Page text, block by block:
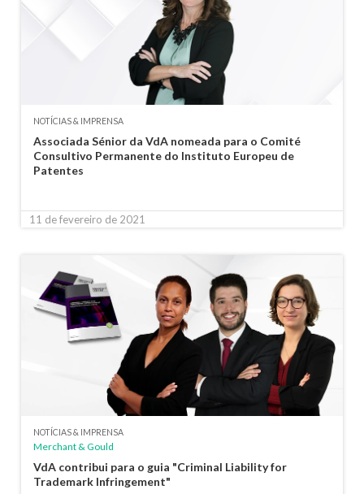
NOTÍCIAS & IMPRENSA
Associada Sénior da VdA nomeada para o Comité
Consultivo Permanente do Instituto Europeu de
Patentes
11 de fevereiro de 2021
NOTÍCIAS & IMPRENSA
Merchant & Gould
VdA contribui para o guia "Criminal Liability for
Trademark Infringement"